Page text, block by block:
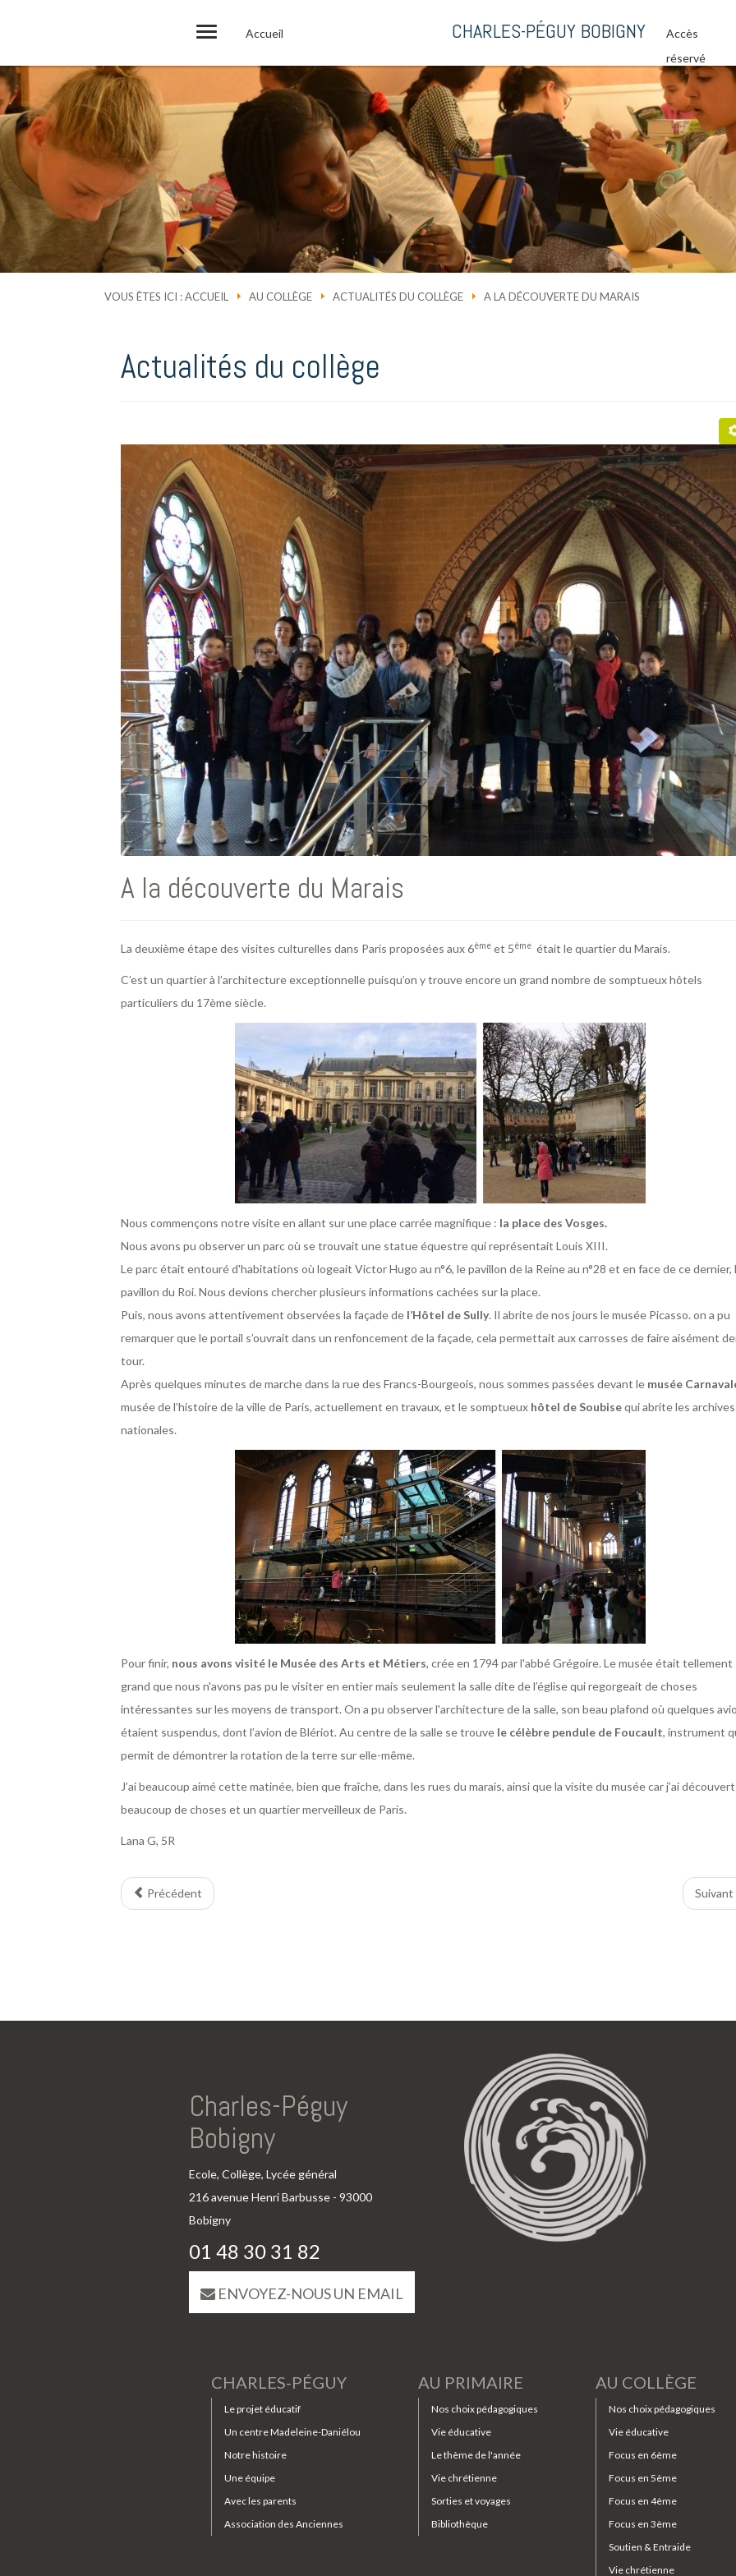
Accueil CHARLES-PÉGUY BOBIGNY
Accès
réservé
VOUS ÊTES ICI :ACCUEIL AU COLLÈGE ACTUALITÉS DU COLLÈGE A LA DÉCOUVERTE DU MARAIS
Actualités du collège
A la découverte du Marais
La deuxième étape des visites culturelles dans Paris proposées aux 6ème et 5ème était le quartier du Marais.
C’est un quartier à l’architecture exceptionnelle puisqu’on y trouve encore un grand nombre de somptueux hôtels
particuliers du 17ème siècle.
Nous commençons notre visite en allant sur une place carrée magnifique : la place des Vosges.
Nous avons pu observer un parc où se trouvait une statue équestre qui représentait Louis XIII.
Le parc était entouré d'habitations où logeait Victor Hugo au n°6, le pavillon de la Reine au n°28 et en face de ce dernier,
pavillon du Roi. Nous devions chercher plusieurs informations cachées sur la place.
Puis, nous avons attentivement observées la façade de l’Hôtel de Sully. Il abrite de nos jours le musée Picasso. on a pu
remarquer que le portail s’ouvrait dans un renfoncement de la façade, cela permettait aux carrosses de faire aisément
tour.
Après quelques minutes de marche dans la rue des Francs-Bourgeois, nous sommes passées devant le musée
musée de l’histoire de la ville de Paris, actuellement en travaux, et le somptueux hôtel de Soubisequi abrite les archives
nationales.
Pour finir, nous avons visité le Musée des Arts et Métiers, crée en 1794 par l'abbé Grégoire. Le musée était tellement
grand que nous n'avons pas pu le visiter en entier mais seulement la salle dite de l’église qui regorgeait de choses
intéressantes sur les moyens de transport. On a pu observer l'architecture de la salle, son beau plafond où quelques
étaient suspendus, dont l’avion de Blériot. Au centre de la salle se trouve le célèbre pendule de Foucault, instrument
permit de démontrer la rotation de la terre sur elle-même.
J’ai beaucoup aimé cette matinée, bien que fraîche, dans les rues du marais, ainsi que la visite du musée car j’ai découvert
beaucoup de choses et un quartier merveilleux de Paris.
Lana G, 5R
Précédent Suivant
Charles-Péguy
Bobigny
Ecole, Collège, Lycée général
216 avenue Henri Barbusse - 93000
Bobigny
01 48 30 31 82
ENVOYEZ-NOUS UN EMAIL
CHARLES-PÉGUY
Le projet éducatif
Un centre Madeleine-Daniélou
Notre histoire
Une équipe
Avec les parents
Association des Anciennes
AU PRIMAIRE
Nos choix pédagogiques
Vie éducative
Le thème de l'année
Vie chrétienne
Sorties et voyages
Bibliothèque
AU COLLÈGE
Nos choix pédagogiques
Vie éducative
Focus en 6ème
Focus en 5ème
Focus en 4ème
Focus en 3ème
Soutien & Entraide
Vie chrétienne